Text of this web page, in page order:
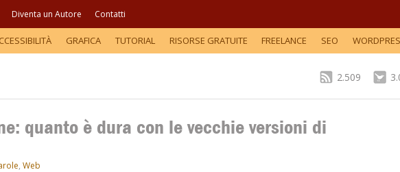
Diventa un Autore Contatti
GRAFICA TUTORIAL RISORSE GRATUITE FREELANCE SEO
2.509
quanto è dura con le vecchie versioni di
, Web